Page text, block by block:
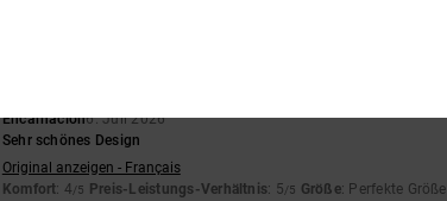
Encarnacion6. Juli 2026
Sehr schönes Design
Original anzeigen - Français
Komfort: 4/5 Preis-Leistungs-Verhältnis: 5/5 Größe: Perfekte Größe